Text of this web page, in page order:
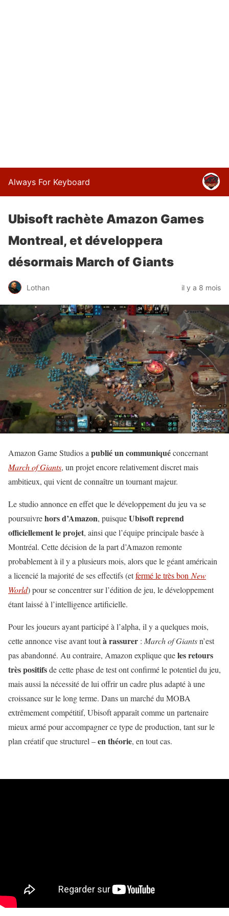
Always For Keyboard
Ubisoft rachète Amazon Games
Montreal, et développera
désormais March of Giants
Lothan il y a 8 mois
Amazon Game Studios a publié un communiquéconcernant
March of Giants, un projet encore relativement discret mais
ambitieux, qui vient de connaître un tournant majeur.
Le studio annonce en effet que le développement du jeu va se
poursuivrehors d’Amazon, puisqueUbisoft reprend
officiellement le projet, ainsi que l’équipe principale basée à
Montréal. Cette décision de la part d’Amazon remonte
probablement à il y a plusieurs mois, alors que le géant américain
a licencié la majorité de ses effectifs (etfermé le très bon New
World) pour se concentrer sur l’édition de jeu, le développement
étant laissé à l’intelligence artificielle.
Pour les joueurs ayant participé à l’alpha, il y a quelques mois,
cette annonce vise avant toutà rassurer : March of Giantsn’est
pas abandonné. Au contraire, Amazon explique queles retours
très positifsde cette phase de test ont confirmé le potentiel du jeu,
mais aussi la nécessité de lui offrir un cadre plus adapté à une
croissance sur le long terme. Dans un marché du MOBA
extrêmement compétitif, Ubisoft apparaît comme un partenaire
mieux armé pour accompagner ce type de production, tant sur le
plan créatif que structurel –en théorie, en tout cas.